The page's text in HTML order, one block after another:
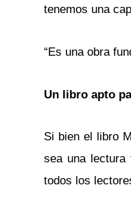
tenemos una
“Es una obra
Un libro apto
Si bien el libro
sea una lectura
todos los